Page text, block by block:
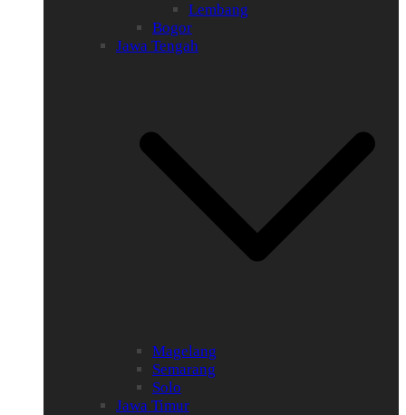
Lembang
Bogor
Jawa Tengah
Magelang
Semarang
Solo
Jawa Timur